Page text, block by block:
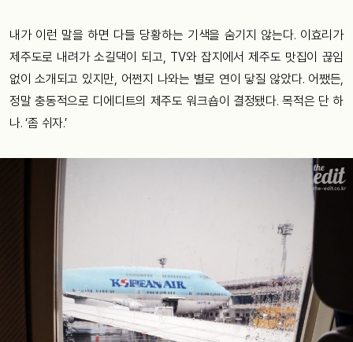
내가 이런 말을 하면 다들 당황하는 기색을 숨기지 않는다. 이효리가
제주도로 내려가 소길댁이 되고, TV와 잡지에서 제주도 맛집이 끊임
없이 소개되고 있지만, 어쩐지 나와는 별로 연이 닿질 않았다. 어쨌든,
정말 충동적으로 디에디트의 제주도 워크숍이 결정됐다. 목적은 단 하
나. ‘좀 쉬자.’